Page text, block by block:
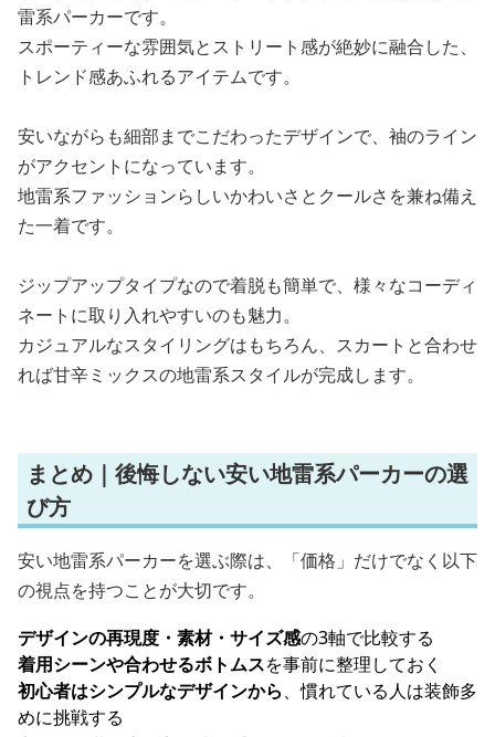
雷系パーカーです。
スポーティーな雰囲気とストリート感が絶妙に融合した、
トレンド感あふれるアイテムです。
安いながらも細部までこだわったデザインで、袖のライン
がアクセントになっています。
地雷系ファッションらしいかわいさとクールさを兼ね備え
た一着です。
ジップアップタイプなので着脱も簡単で、様々なコーディ
ネートに取り入れやすいのも魅力。
カジュアルなスタイリングはもちろん、スカートと合わせ
れば甘辛ミックスの地雷系スタイルが完成します。
まとめ｜後悔しない安い地雷系パーカーの選
び方
安い地雷系パーカーを選ぶ際は、「価格」だけでなく以下
の視点を持つことが大切です。
デザインの再現度・素材・サイズ感の3軸で比較する
着用シーンや合わせるボトムスを事前に整理しておく
初心者はシンプルなデザインから、慣れている人は装飾多
めに挑戦する